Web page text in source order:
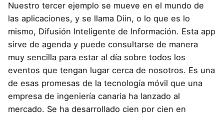
Nuestro tercer ejemplo se mueve en el mundo de
las aplicaciones, y se llama Diin, o lo que es lo
mismo, Difusión Inteligente de Información. Esta app
sirve de agenda y puede consultarse de manera
muy sencilla para estar al día sobre todos los
eventos que tengan lugar cerca de nosotros. Es una
de esas promesas de la tecnología móvil que una
empresa de ingeniería canaria ha lanzado al
mercado. Se ha desarrollado cien por cien en